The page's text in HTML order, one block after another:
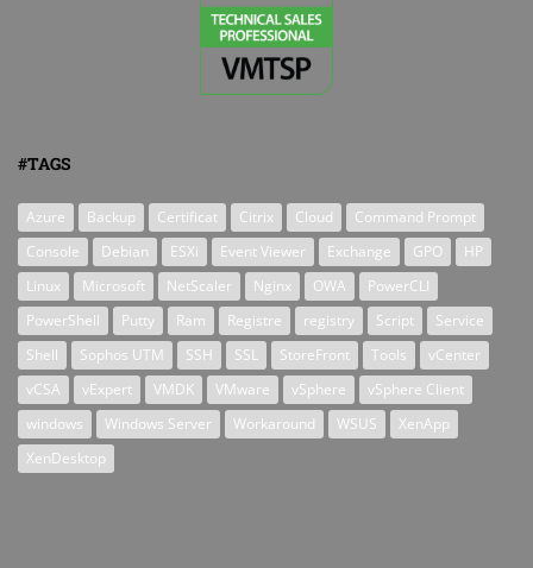
#TAGS
Azure Backup Certificat Citrix Cloud
Command Prompt
Console
Debian ESXi Event Viewer Exchange GPO
HP
Linux
Microsoft NetScaler Nginx OWA
PowerCLI
PowerShell
Putty Ram Registre registry Script
Service
Shell
Sophos UTM SSH SSL StoreFront Tools
vCenter
vCSA
vExpert VMDK VMware vSphere
vSphere Client
windows
Windows Server Workaround WSUS
XenApp
XenDesktop